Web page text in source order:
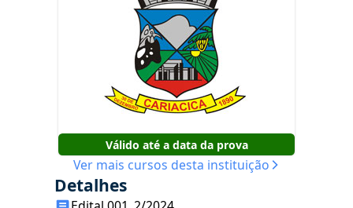
Válido até a data da prova
Ver mais cursos desta instituição
Detalhes